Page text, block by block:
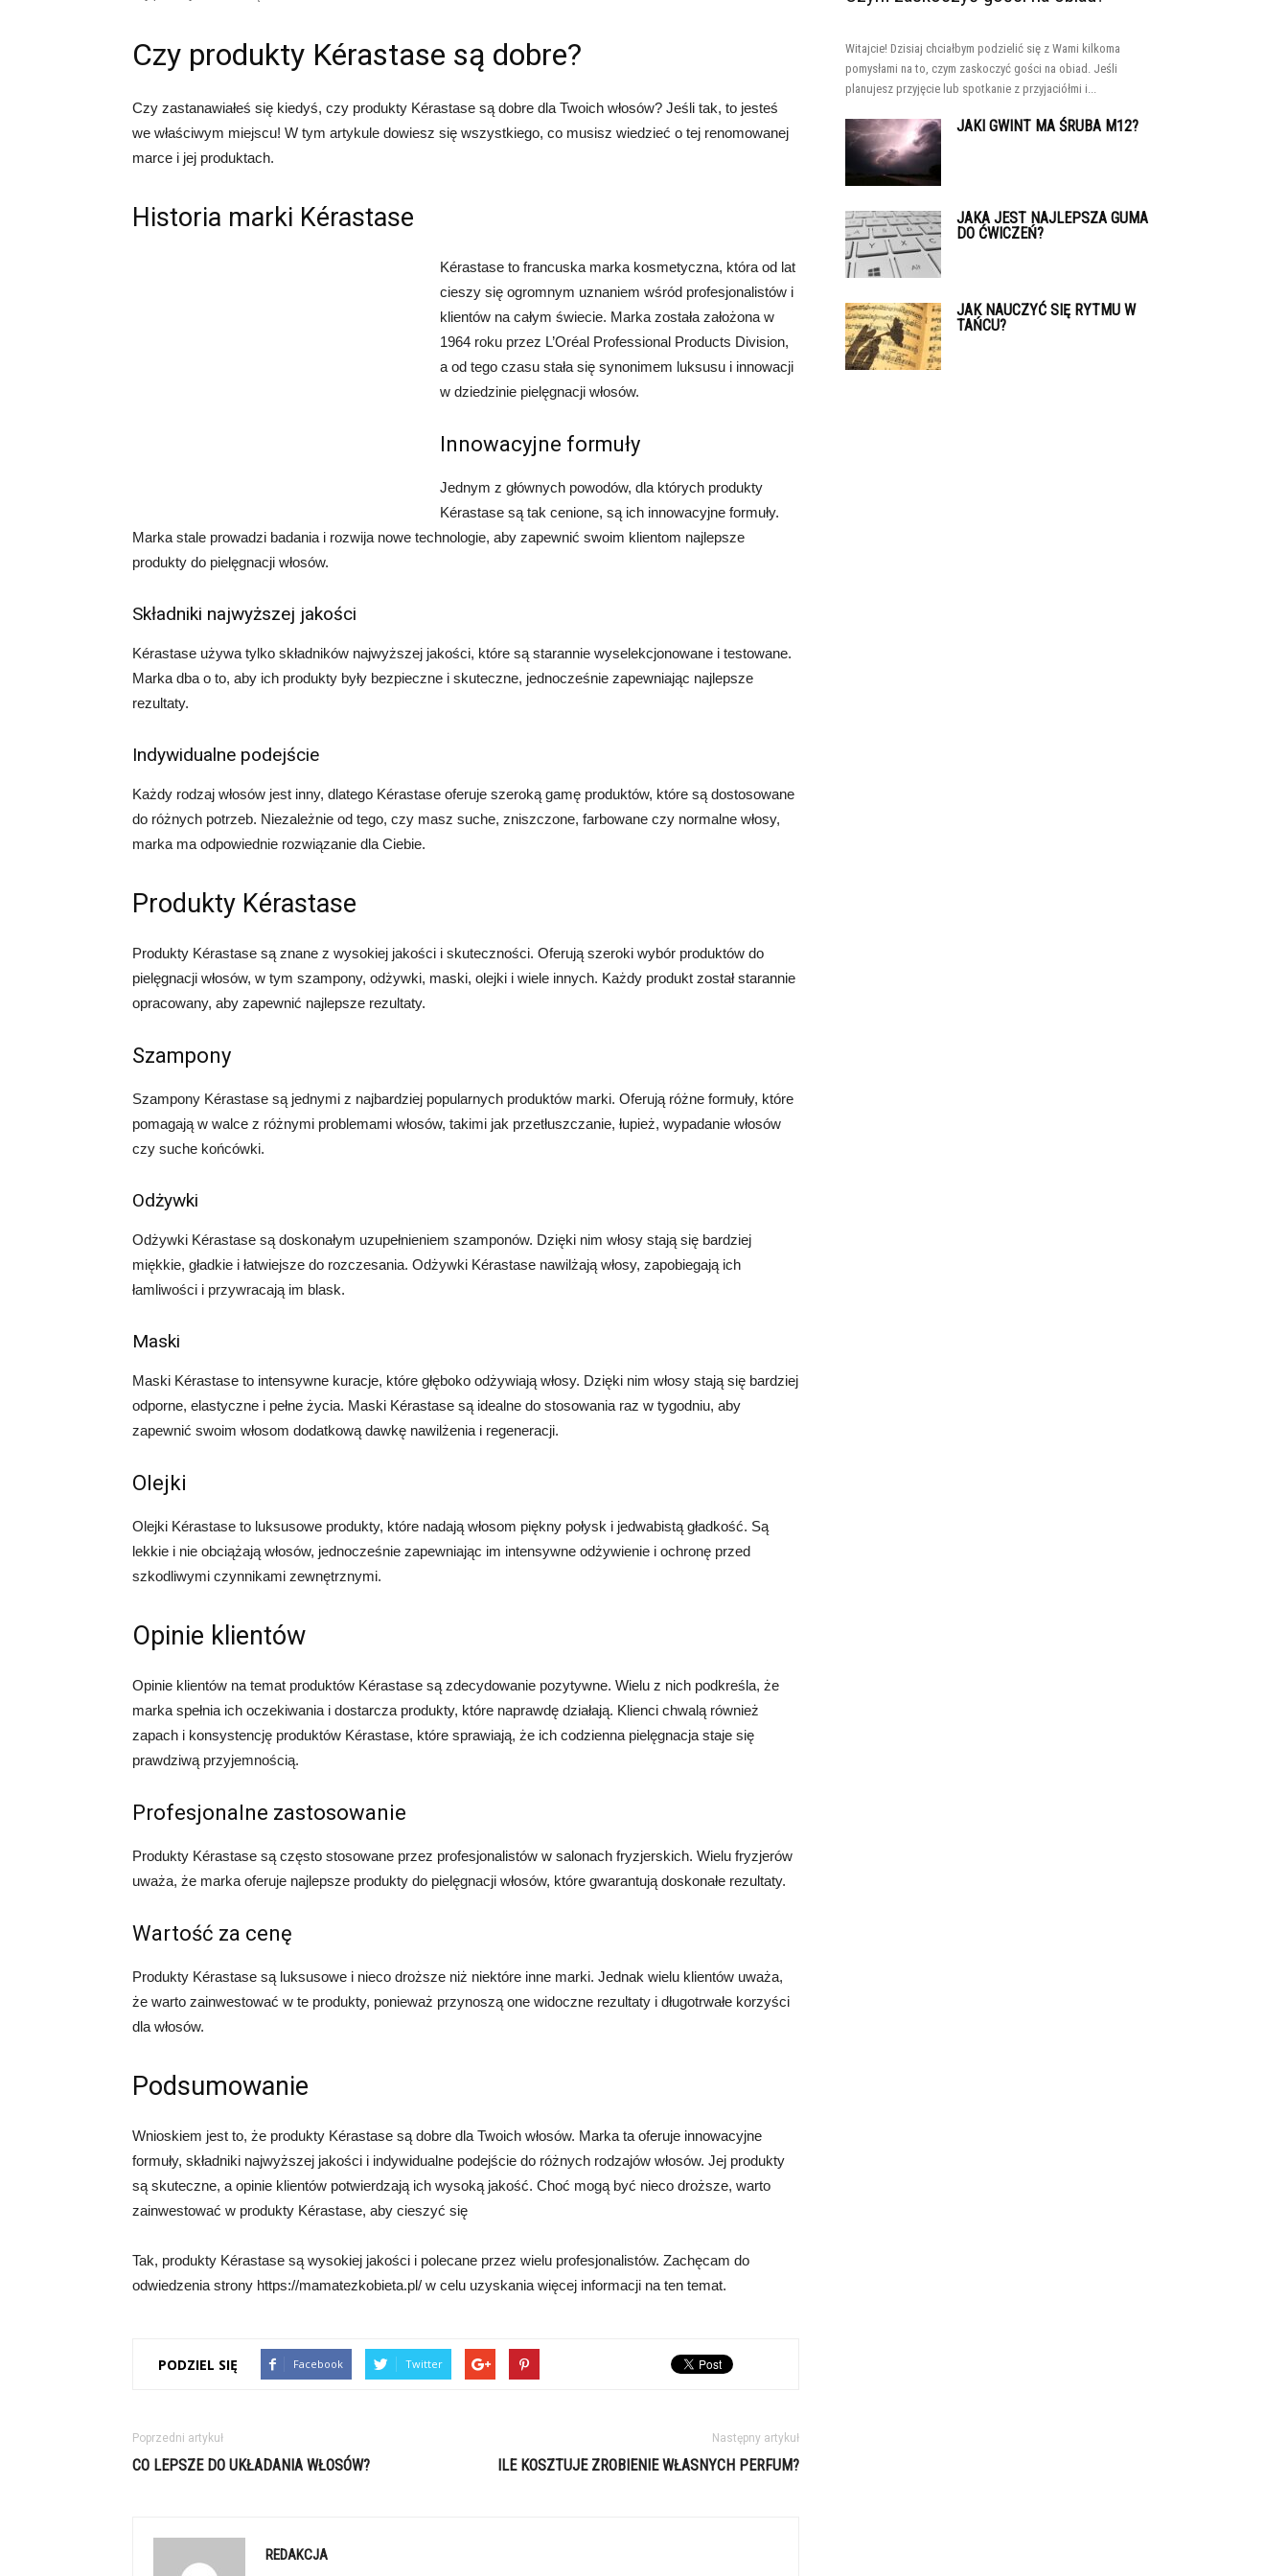
Czy produkty Kérastase są dobre?
Czy zastanawiałeś się kiedyś, czy produkty Kérastase są dobre dla Twoich włosów? Jeśli tak, to jesteś
we właściwym miejscu! W tym artykule dowiesz się wszystkiego, co musisz wiedzieć o tej renomowanej
marce i jej produktach.
Historia marki Kérastase
Kérastase to francuska marka kosmetyczna, która od lat
cieszy się ogromnym uznaniem wśród profesjonalistów i
klientów na całym świecie. Marka została założona w
1964 roku przez L’Oréal Professional Products Division,
a od tego czasu stała się synonimem luksusu i innowacji
w dziedzinie pielęgnacji włosów.
Innowacyjne formuły
Jednym z głównych powodów, dla których produkty
Kérastase są tak cenione, są ich innowacyjne formuły.
Marka stale prowadzi badania i rozwija nowe technologie, aby zapewnić swoim klientom najlepsze
produkty do pielęgnacji włosów.
Składniki najwyższej jakości
Kérastase używa tylko składników najwyższej jakości, które są starannie wyselekcjonowane i testowane.
Marka dba o to, aby ich produkty były bezpieczne i skuteczne, jednocześnie zapewniając najlepsze
rezultaty.
Indywidualne podejście
Każdy rodzaj włosów jest inny, dlatego Kérastase oferuje szeroką gamę produktów, które są dostosowane
do różnych potrzeb. Niezależnie od tego, czy masz suche, zniszczone, farbowane czy normalne włosy,
marka ma odpowiednie rozwiązanie dla Ciebie.
Produkty Kérastase
Produkty Kérastase są znane z wysokiej jakości i skuteczności. Oferują szeroki wybór produktów do
pielęgnacji włosów, w tym szampony, odżywki, maski, olejki i wiele innych. Każdy produkt został starannie
opracowany, aby zapewnić najlepsze rezultaty.
Szampony
Szampony Kérastase są jednymi z najbardziej popularnych produktów marki. Oferują różne formuły, które
pomagają w walce z różnymi problemami włosów, takimi jak przetłuszczanie, łupież, wypadanie włosów
czy suche końcówki.
Odżywki
Odżywki Kérastase są doskonałym uzupełnieniem szamponów. Dzięki nim włosy stają się bardziej
miękkie, gładkie i łatwiejsze do rozczesania. Odżywki Kérastase nawilżają włosy, zapobiegają ich
łamliwości i przywracają im blask.
Maski
Maski Kérastase to intensywne kuracje, które głęboko odżywiają włosy. Dzięki nim włosy stają się bardziej
odporne, elastyczne i pełne życia. Maski Kérastase są idealne do stosowania raz w tygodniu, aby
zapewnić swoim włosom dodatkową dawkę nawilżenia i regeneracji.
Olejki
Olejki Kérastase to luksusowe produkty, które nadają włosom piękny połysk i jedwabistą gładkość. Są
lekkie i nie obciążają włosów, jednocześnie zapewniając im intensywne odżywienie i ochronę przed
szkodliwymi czynnikami zewnętrznymi.
Opinie klientów
Opinie klientów na temat produktów Kérastase są zdecydowanie pozytywne. Wielu z nich podkreśla, że
marka spełnia ich oczekiwania i dostarcza produkty, które naprawdę działają. Klienci chwalą również
zapach i konsystencję produktów Kérastase, które sprawiają, że ich codzienna pielęgnacja staje się
prawdziwą przyjemnością.
Profesjonalne zastosowanie
Produkty Kérastase są często stosowane przez profesjonalistów w salonach fryzjerskich. Wielu fryzjerów
uważa, że marka oferuje najlepsze produkty do pielęgnacji włosów, które gwarantują doskonałe rezultaty.
Wartość za cenę
Produkty Kérastase są luksusowe i nieco droższe niż niektóre inne marki. Jednak wielu klientów uważa,
że warto zainwestować w te produkty, ponieważ przynoszą one widoczne rezultaty i długotrwałe korzyści
dla włosów.
Podsumowanie
Wnioskiem jest to, że produkty Kérastase są dobre dla Twoich włosów. Marka ta oferuje innowacyjne
formuły, składniki najwyższej jakości i indywidualne podejście do różnych rodzajów włosów. Jej produkty
są skuteczne, a opinie klientów potwierdzają ich wysoką jakość. Choć mogą być nieco droższe, warto
zainwestować w produkty Kérastase, aby cieszyć się
Tak, produkty Kérastase są wysokiej jakości i polecane przez wielu profesjonalistów. Zachęcam do
odwiedzenia strony https://mamatezkobieta.pl/ w celu uzyskania więcej informacji na ten temat.
PODZIEL SIĘ Facebook Twitter
Poprzedni artykuł
CO LEPSZE DO UKŁADANIA WŁOSÓW?
Następny artykuł
ILE KOSZTUJE ZROBIENIE WŁASNYCH PERFUM?
REDAKCJA
Witajcie! Dzisiaj chciałbym podzielić się z Wami kilkoma
pomysłami na to, czym zaskoczyć gości na obiad. Jeśli
planujesz przyjęcie lub spotkanie z przyjaciółmi i...
JAKI GWINT MA ŚRUBA M12?
JAKA JEST NAJLEPSZA GUMA
DO ĆWICZEŃ?
JAK NAUCZYĆ SIĘ RYTMU W
TAŃCU?